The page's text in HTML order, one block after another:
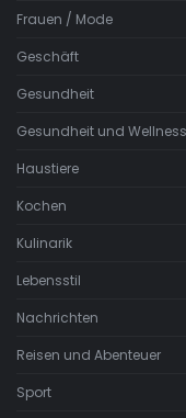
Frauen / Mode
Geschäft
Gesundheit
Gesundheit und Wellness
Haustiere
Kochen
Kulinarik
Lebensstil
Nachrichten
Reisen und Abenteuer
Sport